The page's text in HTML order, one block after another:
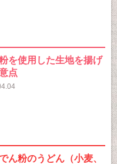
を使用した生地を揚げ
点
ん粉のうどん（小麦、